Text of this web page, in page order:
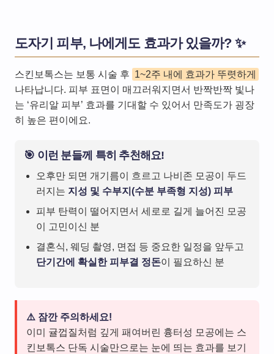
도자기 피부, 나에게도 효과가 있을까? ✨
스킨보톡스는 보통 시술 후 1~2주 내에 효과가 뚜렷하게
나타납니다. 피부 표면이 매끄러워지면서 반짝반짝 빛나
는 ‘유리알 피부’ 효과를 기대할 수 있어서 만족도가 굉장
히 높은 편이에요.
🎯 이런 분들께 특히 추천해요!
오후만 되면 개기름이 흐르고 나비존 모공이 두드
러지는 지성 및 수부지(수분 부족형 지성) 피부
피부 탄력이 떨어지면서 세로로 길게 늘어진 모공
이 고민이신 분
결혼식, 웨딩 촬영, 면접 등 중요한 일정을 앞두고
단기간에 확실한 피부결 정돈이 필요하신 분
⚠️ 잠깐 주의하세요!
이미 귤껍질처럼 깊게 패여버린 흉터성 모공에는 스
킨보톡스 단독 시술만으로는 눈에 띄는 효과를 보기